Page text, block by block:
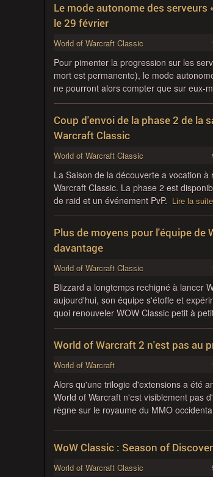
Le mode autonome des serveurs
le 29 février
World of Warcraft Classic
Pour pimenter la progression sur les
mort est permanente), le mode
ne pourront alors compter que sur eux-
Coup d'envoi de la phase 2 de la
Warcraft Classic
World of Warcraft Classic
La Saison de la découverte a vocation
Warcraft Classic. La phase 2 est
de raid et un événement PvP. Lire la suite
Plus de moyens pour l'équipe de
davantage
World of Warcraft Classic
Blizzard a longtemps rechigné à lancer
aujourd'hui, son équipe s'étoffe et
quoi renouveler WOW Classic petit à
World of Warcraft 2 n'est pas au
World of Warcraft
Alors qu'une trilogie d'extensions a été
World of Warcraft n'est visiblement pas
règne sur le royaume du MMO
WoW Classic : Season of
World of Warcraft Classic